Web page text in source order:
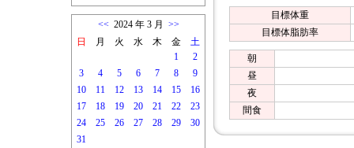
<<2024 年 3 月 >>
日
月 火 水 木 金
土
1
2
3
4 5 6 7 8
9
10
11 12 13 14 15
16
17
18 19 20 21 22
23
24
25 26 27 28 29
30
31
目標体重
目標体脂肪率
朝
昼
夜
間食